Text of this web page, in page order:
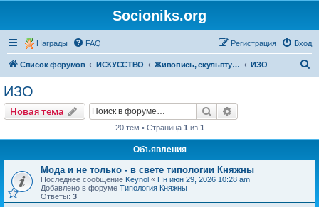
Socioniks.org
Награды FAQ Вход
Регистрация
Список форумов ИСКУССТВО Живопись, скульптура, графика ИЗО
ИЗО
Новая тема Поиск
20 тем • Страница 1 из 1
Объявления
Мода и не только - в свете типологии Княжны
Последнее сообщение Keynol « Пн июн 29, 2026 10:28 am
Добавлено в форуме Типология Княжны
Ответы: 3